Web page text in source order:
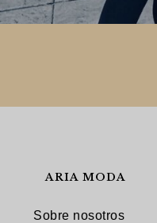
ARIA MODA
Sobre nosotros